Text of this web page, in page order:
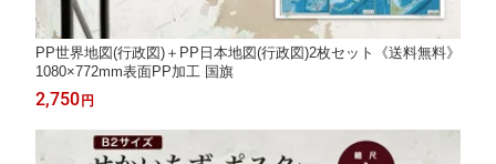
PP世界地図(行政図)＋PP日本地図(行政図)2枚セット《送料無料》
1080×772mm表面PP加工 国旗
2,750 円